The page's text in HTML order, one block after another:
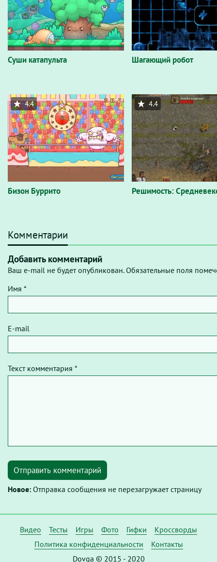
Суши катапульта Шагающий робот
Бизон Буррито
4.4
Решимость:
4.4
Комментарии
Добавить комментарий
Ваш e-mail не будет опубликован. Обязательные поля
Имя *
E-mail
Текст комментария *
Отправить комментарий
Новое: Отправка сообщения не перезагружает страницу
Видео Тесты Игры Фото Гифки
Кроссворды
Политика конфиденциальности
Контакты
Dovga © 2015 - 2020